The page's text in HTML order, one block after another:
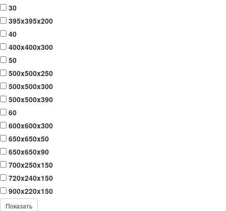
30
395x395x200
40
400x400x300
50
500x500x250
500x500x300
500x500x390
60
600x600x300
650x650x50
650x650x90
700x250x150
720x240x150
900x220x150
Показать